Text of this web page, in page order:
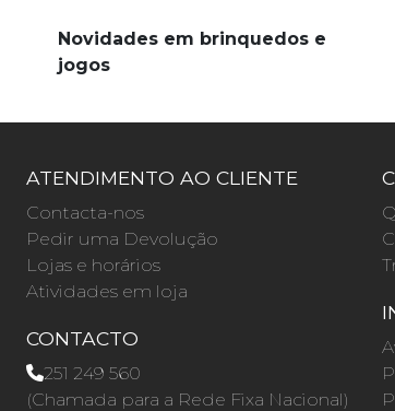
Novidades em brinquedos e
jogos
ATENDIMENTO AO CLIENTE
Contacta-nos
Pedir uma Devolução
Lojas e horários
Atividades em loja
CONTACTO
251 249 560
(Chamada para a Rede Fixa Nacional)